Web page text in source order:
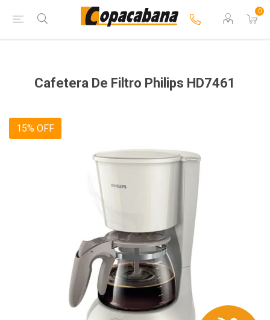
0
Cafetera De Filtro Philips HD7461
15% OFF